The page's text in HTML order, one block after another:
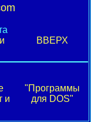
ВВЕРХ
и
"Программы
для DOS"